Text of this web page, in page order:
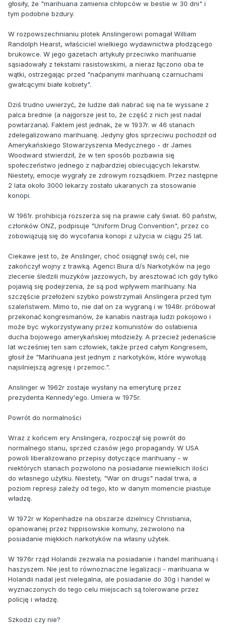
głosiły, że "marihuana zamienia chłopców w bestie w 30 dni" i
tym podobne bzdury.
W rozpowszechnianiu plotek Anslingerowi pomagał William
Randolph Hearst, właściciel wielkiego wydawnictwa płodzącego
brukowce. W jego gazetach artykuły przeciwko marihuanie
sąsiadowały z tekstami rasistowskimi, a nieraz łączono oba te
wątki, ostrzegając przed "naćpanymi marihuaną czarnuchami
gwałcącymi białe kobiety".
Dziś trudno uwierzyć, że ludzie dali nabrać się na te wyssane z
palca brednie (a najgorsze jest to, że część z nich jest nadal
powtarzana). Faktem jest jednak, że w 1937r. w 46 stanach
zdelegalizowano marihuanę. Jedyny głos sprzeciwu pochodził od
Amerykańskiego Stowarzyszenia Medycznego - dr James
Woodward stwierdził, że w ten sposób pozbawia się
społeczeństwo jednego z najbardziej obiecujących lekarstw.
Niestety, emocje wygrały ze zdrowym rozsądkiem. Przez następne
2 lata około 3000 lekarzy zostało ukaranych za stosowanie
konopi.
W 1961r. prohibicja rozszerza się na prawie cały świat. 60 państw,
członków ONZ, podpisuje "Uniform Drug Convention", przez co
zobowiązują się do wycofania konopi z użycia w ciągu 25 lat.
Ciekawe jest to, że Anslinger, choć osiągnął swój cel, nie
zakończył wojny z trawką. Agenci Biura d/s Narkotyków na jego
zlecenie śledzili muzyków jazzowych, by aresztować ich gdy tylko
pojawią się podejrzenia, że są pod wpływem marihuany. Na
szczęście przełożeni szybko powstrzymali Anslingera przed tym
szaleństwem. Mimo to, nie dał on za wygraną i w 1948r. próbował
przekonać kongresmanów, że kanabis nastraja ludzi pokojowo i
może byc wykorzystywany przez komunistów do osłabienia
ducha bojowego amerykańskiej młodzieży. A przecież jedenaście
lat wcześniej ten sam człowiek, także przed całym Kongresem,
głosił że "Marihuana jest jednym z narkotyków, które wywołują
najsilniejszą agresję i przemoc.".
Anslinger w 1962r zostaje wysłany na emeryturę przez
prezydenta Kennedy'ego. Umiera w 1975r.
Powrót do normalności
Wraz z końcem ery Anslingera, rozpoczął się powrót do
normalnego stanu, sprzed czasów jego propagandy. W USA
powoli liberalizowano przepisy dotyczące marihuany - w
niektórych stanach pozwolono na posiadanie niewielkich ilości
do własnego użytku. Niestety, "War on drugs" nadal trwa, a
poziom represji zależy od tego, kto w danym momencie piastuje
władzę.
W 1972r w Kopenhadze na obszarze dzielnicy Christiania,
opanowanej przez hippisowskie komuny, zezwolono na
posiadanie miękkich narkotyków na własny użytek.
W 1976r rząd Holandii zezwala na posiadanie i handel marihuaną i
haszyszem. Nie jest to równoznaczne legalizacji - marihuana w
Holandii nadal jest nielegalna, ale posiadanie do 30g i handel w
wyznaczonych do tego celu miejscach są tolerowane przez
policję i władzę.
Szkodzi czy nie?